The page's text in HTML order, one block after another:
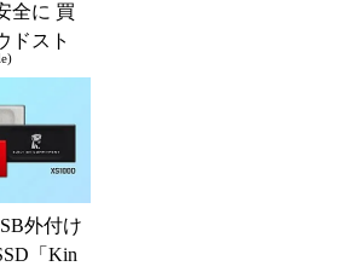
全に 買
ドスト
外付け
「Kin